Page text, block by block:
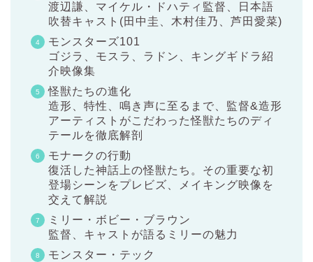
渡辺謙、マイケル・ドハティ監督、日本語
吹替キャスト(田中圭、木村佳乃、芦田愛菜)
モンスターズ101
ゴジラ、モスラ、ラドン、キングギドラ紹
介映像集
怪獣たちの進化
造形、特性、鳴き声に至るまで、監督&造形
アーティストがこだわった怪獣たちのディ
テールを徹底解剖
モナークの行動
復活した神話上の怪獣たち。その重要な初
登場シーンをプレビズ、メイキング映像を
交えて解説
ミリー・ボビー・ブラウン
監督、キャストが語るミリーの魅力
モンスター・テック